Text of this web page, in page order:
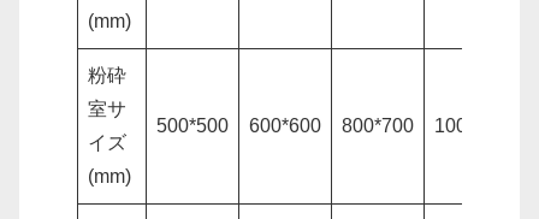
(mm)
粉砕
室サ
イズ
(mm)
500*500 600*600 800*700 1000*800